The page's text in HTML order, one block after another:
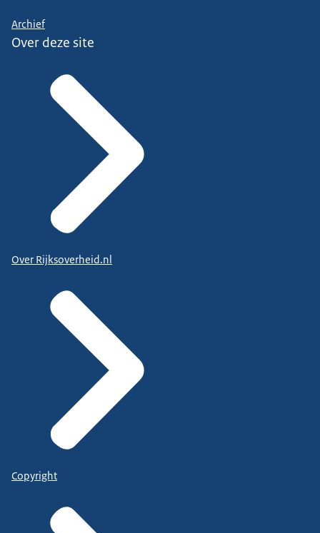
Archief
Over deze site
Over Rijksoverheid.nl
Copyright